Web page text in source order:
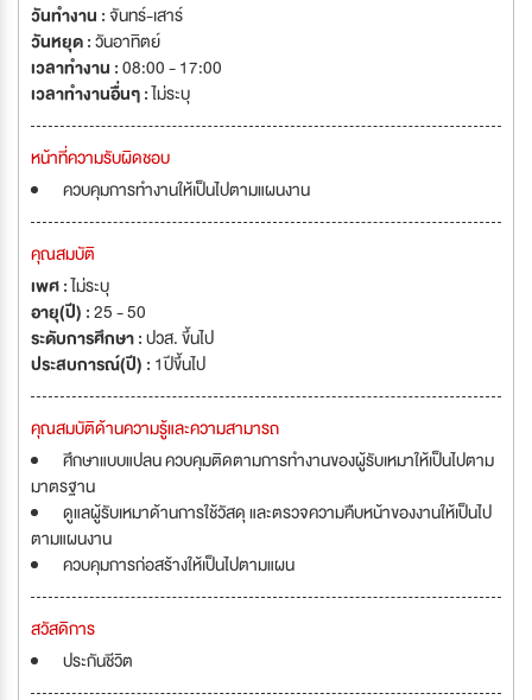
วันทำงาน :จันทร์-เสาร์
วันหยุด :วันอาทิตย์
เวลาทำงาน :08:00 - 17:00
เวลาทำงานอื่นๆ :ไม่ระบุ
หน้าที่ความรับผิดชอบ
ควบคุมการทำงานให้เป็นไปตามแผนงาน
คุณสมบัติ
เพศ :ไม่ระบุ
อายุ(ปี) :25 - 50
ระดับการศึกษา :ปวส. ขึ้นไป
ประสบการณ์(ปี) : 1ปีขึ้นไป
คุณสมบัติด้านความรู้และความสามารถ
ศึกษาแบบแปลน ควบคุมติดตามการทำงานของผู้รับเหมาให้เป็นไปตาม
มาตรฐาน
ดูแลผู้รับเหมาด้านการใช้วัสดุ และตรวจความคืบหน้าของงานให้เป็นไป
ตามแผนงาน
ควบคุมการก่อสร้างให้เป็นไปตามแผน
สวัสดิการ
ประกันชีวิต